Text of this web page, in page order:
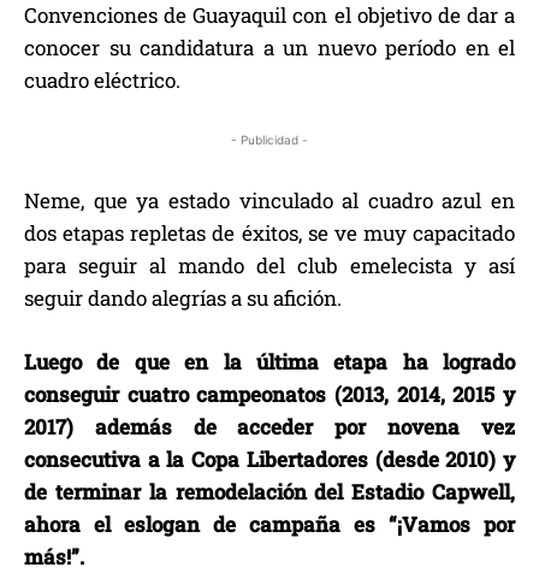
Convenciones de Guayaquil con el objetivo de dar a
conocer su candidatura a un nuevo período en el
cuadro eléctrico.
- Publicidad -
Neme, que ya estado vinculado al cuadro azul en
dos etapas repletas de éxitos, se ve muy capacitado
para seguir al mando del club emelecista y así
seguir dando alegrías a su afición.
Luego de que en la última etapa ha logrado
conseguir cuatro campeonatos (2013, 2014, 2015 y
2017) además de acceder por novena vez
consecutiva a la Copa Libertadores (desde 2010) y
de terminar la remodelación del Estadio Capwell,
ahora el eslogan de campaña es “¡Vamos por
más!”.